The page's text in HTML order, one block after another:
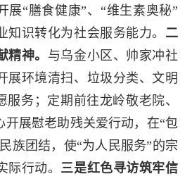
展“膳食健康”、“维生素奥秘”
知识转化为社会服务能力。 二
精神。 与乌金小区、帅家冲社
展环境清扫、垃圾分类、文明
服务；定期前往龙岭敬老院、
开展慰老助残关爱行动，在“包
族团结，使“为人民服务”的宗
际行动。 三是红色寻访筑牢信